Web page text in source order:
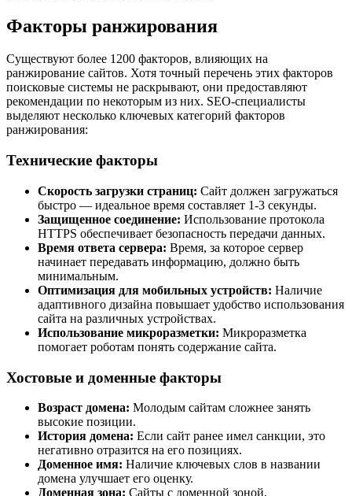
Факторы ранжирования
Существуют более 1200 факторов, влияющих на
ранжирование сайтов. Хотя точный перечень этих факторов
поисковые системы не раскрывают, они предоставляют
рекомендации по некоторым из них. SEO-специалисты
выделяют несколько ключевых категорий факторов
ранжирования:
Технические факторы
Скорость загрузки страниц: Сайт должен загружаться
быстро — идеальное время составляет 1-3 секунды.
Защищенное соединение: Использование протокола
HTTPS обеспечивает безопасность передачи данных.
Время ответа сервера: Время, за которое сервер
начинает передавать информацию, должно быть
минимальным.
Оптимизация для мобильных устройств: Наличие
адаптивного дизайна повышает удобство использования
сайта на различных устройствах.
Использование микроразметки: Микроразметка
помогает роботам понять содержание сайта.
Хостовые и доменные факторы
Возраст домена: Молодым сайтам сложнее занять
высокие позиции.
История домена: Если сайт ранее имел санкции, это
негативно отразится на его позициях.
Доменное имя: Наличие ключевых слов в названии
домена улучшает его оценку.
Доменная зона: Сайты с доменной зоной,